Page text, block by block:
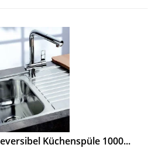
Küchenspüle 1000...